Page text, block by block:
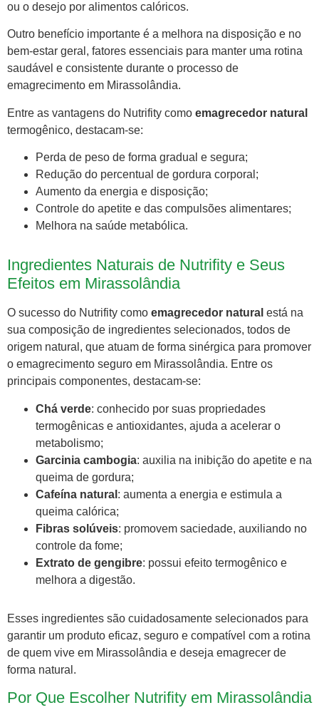
ou o desejo por alimentos calóricos.
Outro benefício importante é a melhora na disposição e no
bem-estar geral, fatores essenciais para manter uma rotina
saudável e consistente durante o processo de
emagrecimento em Mirassolândia.
Entre as vantagens do Nutrifity como emagrecedor natural
termogênico, destacam-se:
Perda de peso de forma gradual e segura;
Redução do percentual de gordura corporal;
Aumento da energia e disposição;
Controle do apetite e das compulsões alimentares;
Melhora na saúde metabólica.
Ingredientes Naturais de Nutrifity e Seus
Efeitos em Mirassolândia
O sucesso do Nutrifity como emagrecedor natural está na
sua composição de ingredientes selecionados, todos de
origem natural, que atuam de forma sinérgica para promover
o emagrecimento seguro em Mirassolândia. Entre os
principais componentes, destacam-se:
Chá verde: conhecido por suas propriedades
termogênicas e antioxidantes, ajuda a acelerar o
metabolismo;
Garcinia cambogia: auxilia na inibição do apetite e na
queima de gordura;
Cafeína natural : aumenta a energia e estimula a
queima calórica;
Fibras solúveis: promovem saciedade, auxiliando no
controle da fome;
Extrato de gengibre: possui efeito termogênico e
melhora a digestão.
Esses ingredientes são cuidadosamente selecionados para
garantir um produto eficaz, seguro e compatível com a rotina
de quem vive em Mirassolândia e deseja emagrecer de
forma natural.
Por Que Escolher Nutrifity em Mirassolândia